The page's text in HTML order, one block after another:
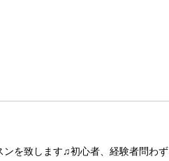
を致します♫初心者、経験者問わ